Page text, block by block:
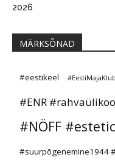
2026
MÄRKSÕNAD
#eestikeel
#ENR
#NÖFF
#suurpõgenemine1944